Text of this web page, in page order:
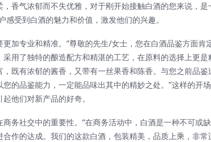
香气浓郁而不失优雅，对于刚开始接触白酒的您来说，是
受到白酒的魅力和价值，激发他们的兴趣。
加专业和精准。“尊敬的先生/女士，您在白酒品鉴方面肯
用了独特的酿造配方和精湛的工艺，在原料的选择上更是
既有浓郁的酱香，又带有一丝果香和陈香。与您之前品鉴
的品鉴能力，一定能品味出其中的精妙之处。”这样的开场
他们对新产品的好奇。
务社交中的重要性。“在商务活动中，白酒是一种不可或
作的达成。我们的这款白酒，包装精美，品质上乘，非常